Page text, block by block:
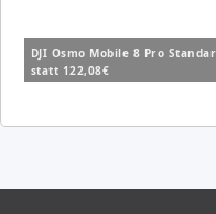
DJI Osmo Mobile 8 Pro
statt 122,08€